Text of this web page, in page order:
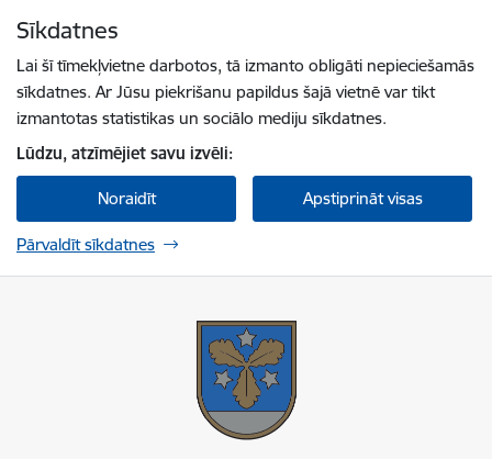
Sīkdatnes
Lai šī tīmekļvietne darbotos, tā izmanto obligāti nepieciešamās
sīkdatnes. Ar Jūsu piekrišanu papildus šajā vietnē var tikt
izmantotas statistikas un sociālo mediju sīkdatnes.
Lūdzu, atzīmējiet savu izvēli:
Noraidīt Apstiprināt visas
Pārvaldīt sīkdatnes